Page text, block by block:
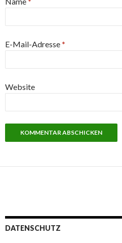
E-Mail-Adresse*
Website
DATENSCHUTZ